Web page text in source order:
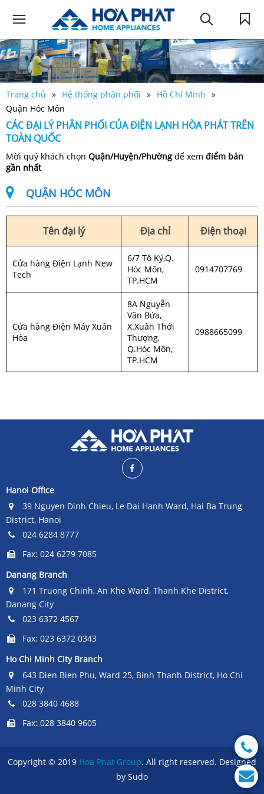
Trang chủ Hệ thống phân phối
Hồ Chí Minh
Quận Hóc Môn
CÁC ĐẠI LÝ PHÂN PHỐI CỦA ĐIỆN LẠNH HÒA PHÁT TRÊN
TOÀN QUỐC
Mời quý khách chọn Quận/Huyện/Phường để xem điểm bán
gần nhất
QUẬN HÓC MÔN
Tên đại lý Địa chỉ Điện thoại
Cửa hàng Điện Lạnh New
Tech
6/7 Tô Ký,Q.
Hóc Môn,
TP.HCM
0914707769
Cửa hàng Điện Máy Xuân
Hòa
8A Nguyễn
Văn Bứa,
X.Xuân Thới
Thượng,
Q.Hóc Môn,
TP.HCM
0988665099
Hanoi Office
39 Nguyen Dinh Chieu, Le Dai Hanh Ward, Hai Ba Trung
District, Hanoi
024 6284 8777
Fax: 024 6279 7085
Danang Branch
171 Truong Chinh, An Khe Ward, Thanh Khe District,
Danang City
023 6372 4567
Fax: 023 6372 0343
Ho Chi Minh City Branch
643 Dien Bien Phu, Ward 25, Binh Thanh District, Ho Chi
Minh City
028 3840 4688
Fax: 028 3840 9605
Copyright © 2019 Hoa Phat Group. All right reserved. Designed
by Sudo